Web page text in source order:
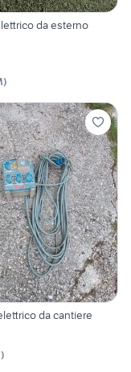
da esterno
)
da cantiere
)